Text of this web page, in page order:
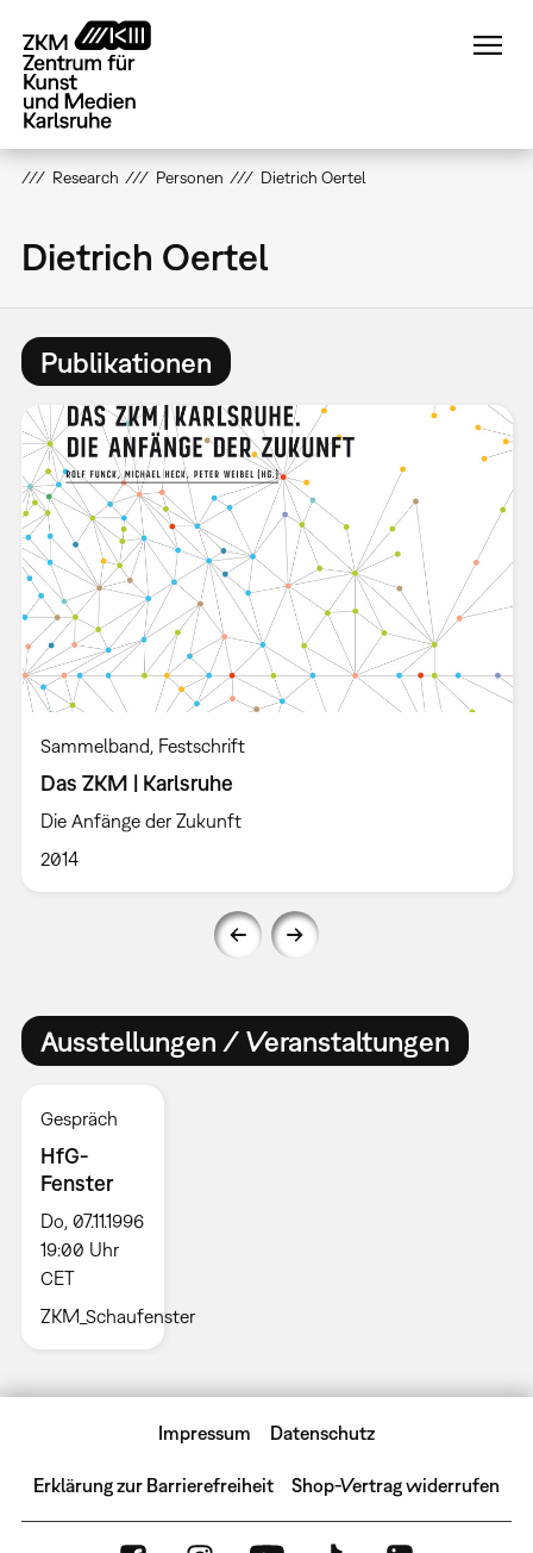
zum
Inhalt
Research Personen Dietrich Oertel
Dietrich Oertel
Publikationen
Sammelband Festschrift
Das ZKM | Karlsruhe
Die Anfänge der Zukunft
2014
Ausstellungen / Veranstaltungen
Gespräch
HfG-
Fenster
Do, 07.11.1996
19:00 Uhr
CET
ZKM_Schaufenster
Impressum Datenschutz
Erklärung zur Barrierefreiheit Shop-Vertrag widerrufen